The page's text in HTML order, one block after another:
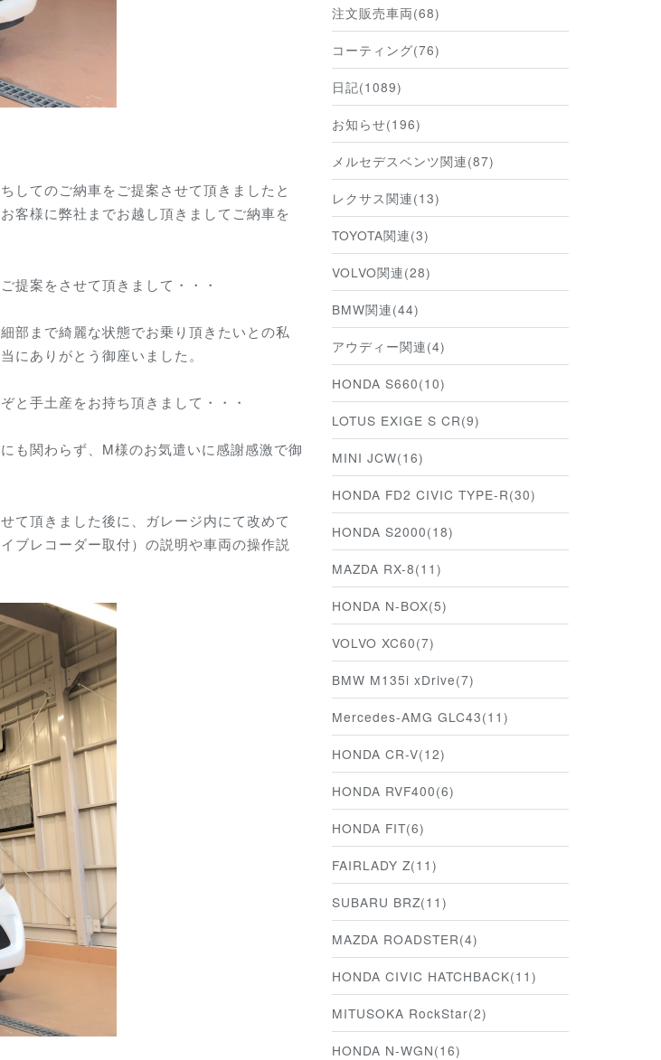
してのご納車をご提案させて頂きましたと
客様に弊社までお越し頂きましてご納車を
提案をさせて頂きまして・・・
部まで綺麗な状態でお乗り頂きたいとの私
にありがとう御座いました。
と手土産をお持ち頂きまして・・・
も関わらず、M様のお気遣いに感謝感激で御
て頂きました後に、ガレージ内にて改めて
ブレコーダー取付）の説明や車両の操作説
注文販売車両(68)
コーティング(76)
日記(1089)
お知らせ(196)
メルセデスベンツ関連(87)
レクサス関連(13)
TOYOTA関連(3)
VOLVO関連(28)
BMW関連(44)
アウディー関連(4)
HONDA S660(10)
LOTUS EXIGE S CR(9)
MINI JCW(16)
HONDA FD2 CIVIC TYPE-R(30)
HONDA S2000(18)
MAZDA RX-8(11)
HONDA N-BOX(5)
VOLVO XC60(7)
BMW M135i xDrive(7)
Mercedes-AMG GLC43(11)
HONDA CR-V(12)
HONDA RVF400(6)
HONDA FIT(6)
FAIRLADY Z(11)
SUBARU BRZ(11)
MAZDA ROADSTER(4)
HONDA CIVIC HATCHBACK(11)
MITUSOKA RockStar(2)
HONDA N-WGN(16)